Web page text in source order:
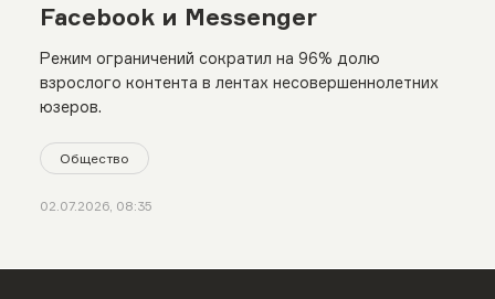
Facebook и Messenger
Режим ограничений сократил на 96% долю
взрослого контента в лентах несовершеннолетних
юзеров.
Общество
02.07.2026, 08:35